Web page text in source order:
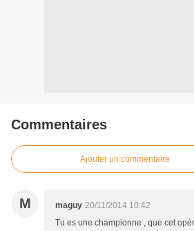
Commentaires
Ajouter un commentaire
M maguy 20/11/2014 10:42
Tu es une championne , que cet